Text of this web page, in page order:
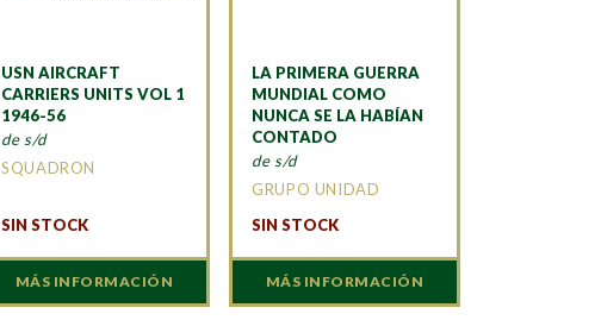
USN AIRCRAFT
CARRIERS UNITS VOL 1
1946-56
de s/d
SQUADRON
SIN STOCK
MÁS INFORMACIÓN
LA PRIMERA GUERRA
MUNDIAL COMO
NUNCA SE LA HABÍAN
CONTADO
de s/d
GRUPO UNIDAD
SIN STOCK
MÁS INFORMACIÓN